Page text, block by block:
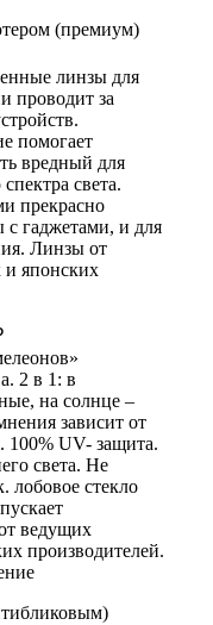
(премиум)
линзы для
проводит за
помогает
вредный для
света.
прекрасно
с гаджетами, и для
Линзы от
и японских
2 в 1: в
на солнце –
зависит от
100% UV- защита.
света. Не
лобовое стекло
ведущих
производителей.